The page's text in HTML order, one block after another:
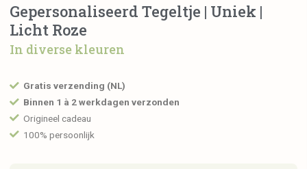
Gepersonaliseerd Tegeltje | Uniek |
Licht Roze
In diverse kleuren
Gratis verzending (NL)
Binnen 1 à 2 werkdagen verzonden
Origineel cadeau
100% persoonlijk